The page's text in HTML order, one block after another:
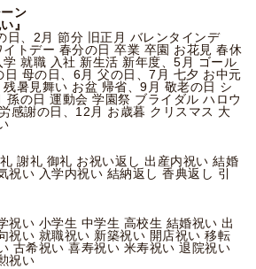
ン
』
日、2月 節分 旧正月 バレンタインデ
トデー 春分の日 卒業 卒園 お花見 春休
就職 入社 新生活 新年度、5月 ゴール
日 母の日、6月 父の日、7月 七夕 お中元
暑見舞い お盆 帰省、9月 敬老の日 シ
孫の日 運動会 学園祭 ブライダル ハロウ
感謝の日、12月 お歳暮 クリスマス 大
謝礼 御礼 お祝い返し 出産内祝い 結婚
祝い 入学内祝い 結納返し 香典返し 引
祝い 小学生 中学生 高校生 結婚祝い 出
祝い 就職祝い 新築祝い 開店祝い 移転
古希祝い 喜寿祝い 米寿祝い 退院祝い
祝い